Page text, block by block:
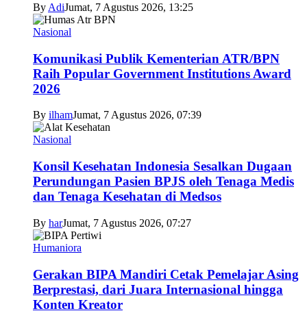
By AdiJumat, 7 Agustus 2026, 13:25
Nasional
Komunikasi Publik Kementerian ATR/BPN
Raih Popular Government Institutions Award
2026
By ilhamJumat, 7 Agustus 2026, 07:39
Nasional
Konsil Kesehatan Indonesia Sesalkan Dugaan
Perundungan Pasien BPJS oleh Tenaga Medis
dan Tenaga Kesehatan di Medsos
By harJumat, 7 Agustus 2026, 07:27
Humaniora
Gerakan BIPA Mandiri Cetak Pemelajar Asing
Berprestasi, dari Juara Internasional hingga
Konten Kreator